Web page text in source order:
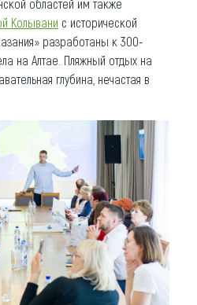
областей им также
Колывани с исторической
разработаны к 300-
на Алтае. Пляжный отдых на
глубина, нечастая в